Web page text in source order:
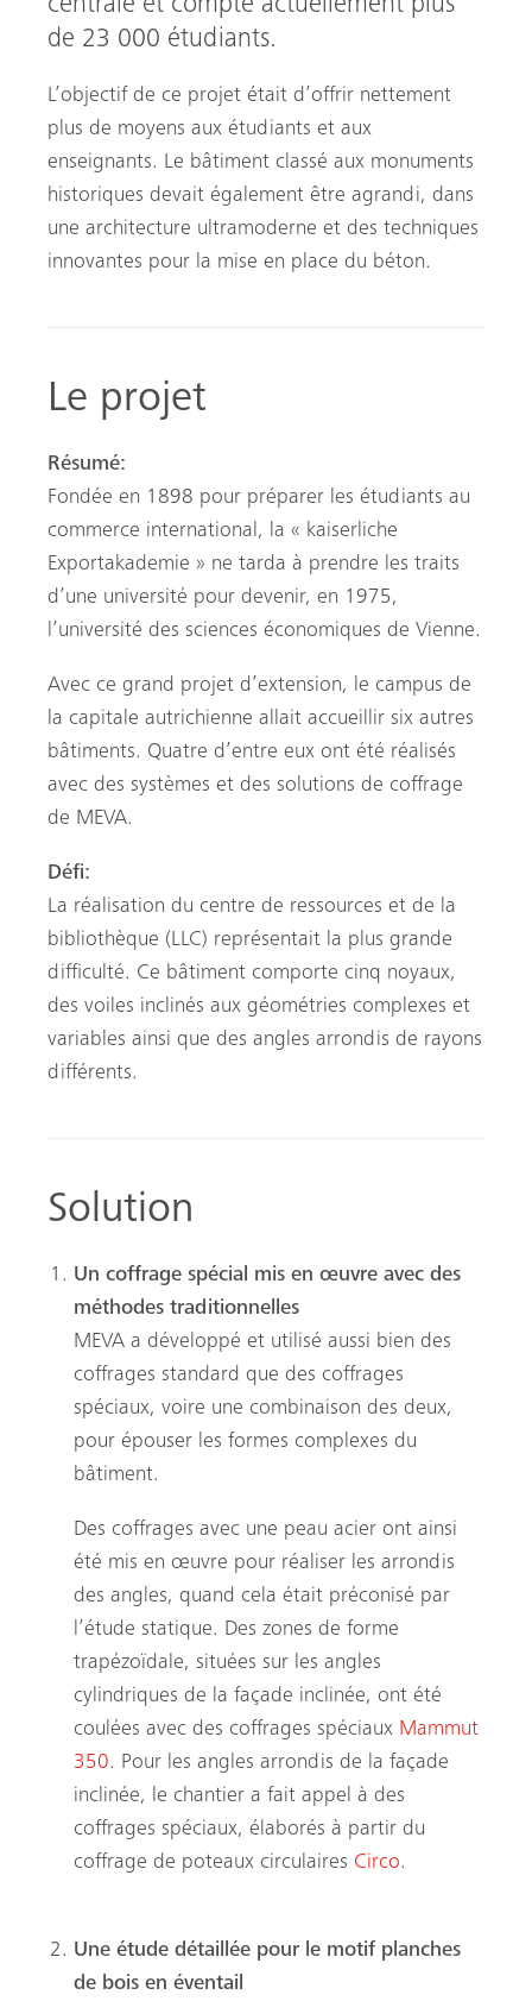
centrale et compte actuellement plus
de 23 000 étudiants.
L’objectif de ce projet était d’offrir nettement
plus de moyens aux étudiants et aux
enseignants. Le bâtiment classé aux monuments
historiques devait également être agrandi, dans
une architecture ultramoderne et des techniques
innovantes pour la mise en place du béton.
Le projet
Résumé:
Fondée en 1898 pour préparer les étudiants au
commerce international, la « kaiserliche
Exportakademie » ne tarda à prendre les traits
d’une université pour devenir, en 1975,
l’université des sciences économiques de Vienne.
Avec ce grand projet d’extension, le campus de
la capitale autrichienne allait accueillir six autres
bâtiments. Quatre d’entre eux ont été réalisés
avec des systèmes et des solutions de coffrage
de MEVA.
Défi:
La réalisation du centre de ressources et de la
bibliothèque (LLC) représentait la plus grande
difficulté. Ce bâtiment comporte cinq noyaux,
des voiles inclinés aux géométries complexes et
variables ainsi que des angles arrondis de rayons
différents.
Solution
Un coffrage spécial mis en œuvre avec des
méthodes traditionnelles
MEVA a développé et utilisé aussi bien des
coffrages standard que des coffrages
spéciaux, voire une combinaison des deux,
pour épouser les formes complexes du
bâtiment.
Des coffrages avec une peau acier ont ainsi
été mis en œuvre pour réaliser les arrondis
des angles, quand cela était préconisé par
l’étude statique. Des zones de forme
trapézoïdale, situées sur les angles
cylindriques de la façade inclinée, ont été
coulées avec des coffrages spéciaux Mammut
350. Pour les angles arrondis de la façade
inclinée, le chantier a fait appel à des
coffrages spéciaux, élaborés à partir du
coffrage de poteaux circulaires Circo.
Une étude détaillée pour le motif planches
de bois en éventail